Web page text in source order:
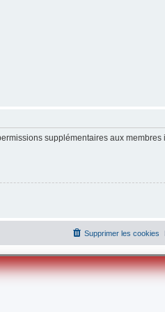
supplémentaires aux membres
Supprimer les cookies